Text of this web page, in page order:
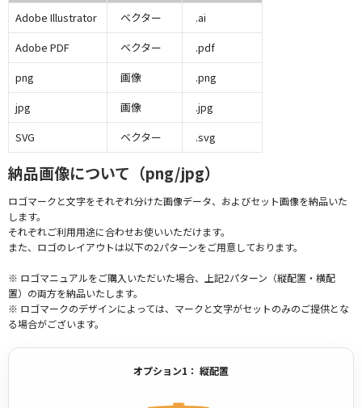
Adobe Illustrator
ベクター
.ai
Adobe PDF
ベクター
.pdf
png
画像
.png
jpg
画像
.jpg
SVG
ベクター .svg
納品画像について（png/jpg）
ロゴマークと文字をそれぞれ分けた画像データ、およびセット画像を納品いた
します。
それぞれご利用用途に合わせお使いいただけます。
また、ロゴのレイアウトは以下の2パターンをご用意しております。
※ ロゴマニュアルをご購入いただいた場合、上記2パターン（縦配置・横配
置）の両方を納品いたします。
※ ロゴマークのデザインによっては、マークと文字がセットのみのご提供とな
る場合がございます。
オプション1： 縦配置